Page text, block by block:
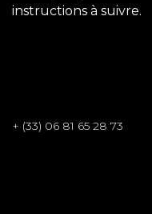
instructions à suivre.
+ (33) 06 81 65 28 73